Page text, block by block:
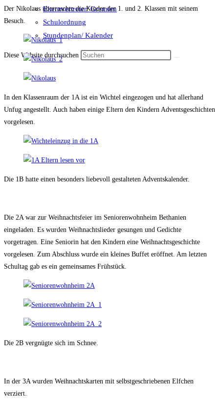
Elternvertreter/ Gremien
Schulordnung
Stundenplan/ Kalender
Diese Website durchsuchen
Der Nikolaus überraschte die Kinder der 1. und 2. Klassen mit seinem
Besuch.
In den Klassenraum der 1A ist ein Wichtel eingezogen und hat allerhand
Unfug angestellt. Auch haben einige Eltern den Kindern Adventsgeschichten
vorgelesen.
Die 1B hatte einen besonders liebevoll gestalteten Adventskalender.
Die 2A war zur Weihnachtsfeier im Seniorenwohnheim Bethanien
eingeladen. Es wurden Weihnachtslieder gesungen und Gedichte
vorgetragen. Eine Seniorin hat den Kindern eine Weihnachtsgeschichte
vorgelesen. Zum Abschluss wurde ein kleines Buffet eröffnet. Am letzten
Schultag gab es ein gemeinsames Frühstück.
Die 2B vergnügte sich im Schnee.
In der 3A wurden Weihnachtskarten mit selbstgeschriebenen Elfchen
verziert.